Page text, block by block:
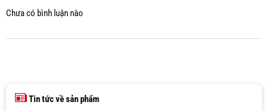
Chưa có bình luận nào
Tin tức về sản phẩm